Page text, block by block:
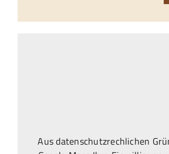
Aus datenschutzrechlichen